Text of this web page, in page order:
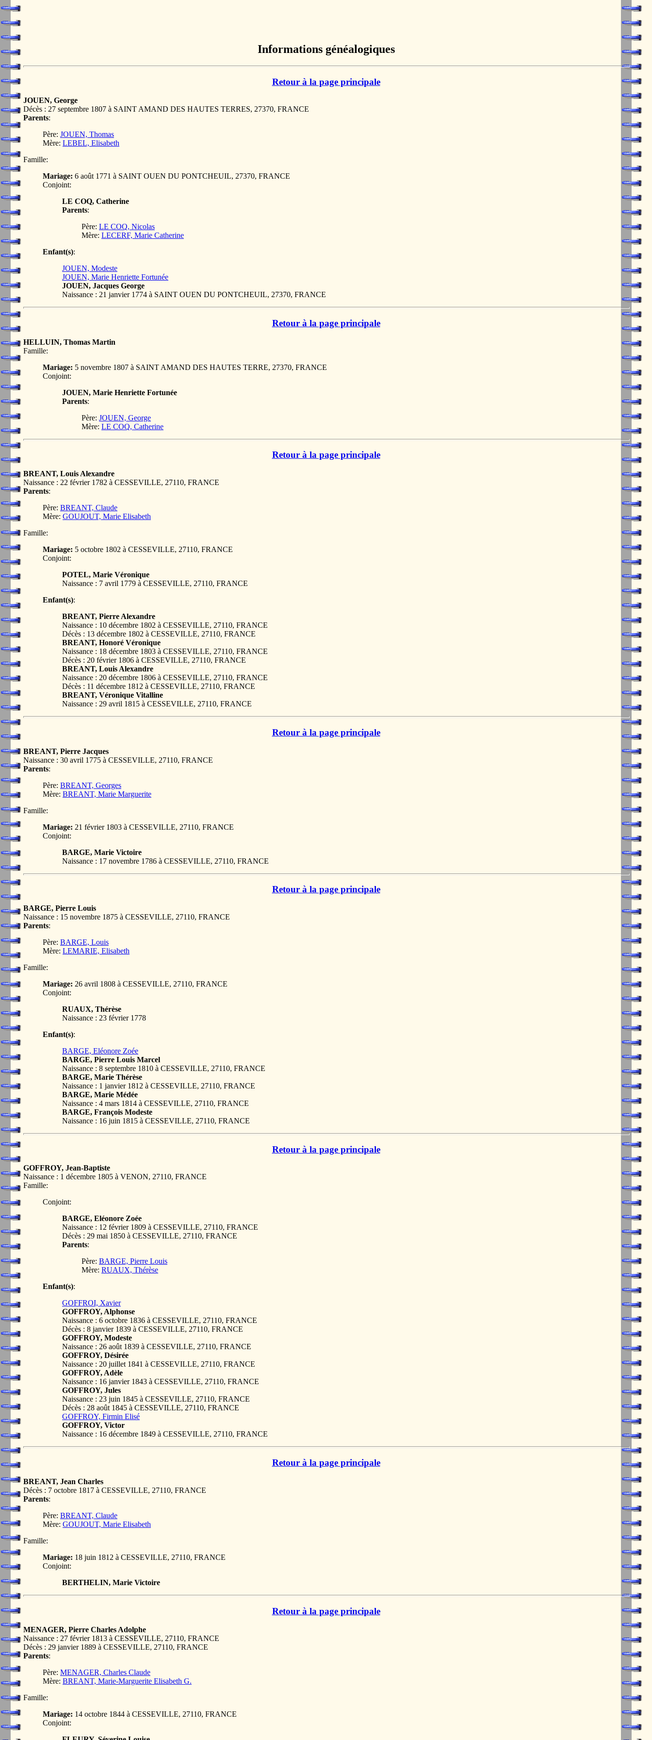
Informations généalogiques
Retour à la page principale
JOUEN, George
Décès : 27 septembre 1807 à SAINT AMAND DES HAUTES TERRES, 27370, FRANCE
Parents:
Père: JOUEN, Thomas
Mère: LEBEL, Elisabeth
Famille:
Mariage: 6 août 1771 à SAINT OUEN DU PONTCHEUIL, 27370, FRANCE
Conjoint:
LE COQ, Catherine
Parents:
Père: LE COQ, Nicolas
Mère: LECERF, Marie Catherine
Enfant(s):
JOUEN, Modeste
JOUEN, Marie Henriette Fortunée
JOUEN, Jacques George
Naissance : 21 janvier 1774 à SAINT OUEN DU PONTCHEUIL, 27370, FRANCE
Retour à la page principale
HELLUIN, Thomas Martin
Famille:
Mariage: 5 novembre 1807 à SAINT AMAND DES HAUTES TERRE, 27370, FRANCE
Conjoint:
JOUEN, Marie Henriette Fortunée
Parents:
Père: JOUEN, George
Mère: LE COQ, Catherine
Retour à la page principale
BREANT, Louis Alexandre
Naissance : 22 février 1782 à CESSEVILLE, 27110, FRANCE
Parents:
Père: BREANT, Claude
Mère: GOUJOUT, Marie Elisabeth
Famille:
Mariage: 5 octobre 1802 à CESSEVILLE, 27110, FRANCE
Conjoint:
POTEL, Marie Véronique
Naissance : 7 avril 1779 à CESSEVILLE, 27110, FRANCE
Enfant(s):
BREANT, Pierre Alexandre
Naissance : 10 décembre 1802 à CESSEVILLE, 27110, FRANCE
Décès : 13 décembre 1802 à CESSEVILLE, 27110, FRANCE
BREANT, Honoré Véronique
Naissance : 18 décembre 1803 à CESSEVILLE, 27110, FRANCE
Décès : 20 février 1806 à CESSEVILLE, 27110, FRANCE
BREANT, Louis Alexandre
Naissance : 20 décembre 1806 à CESSEVILLE, 27110, FRANCE
Décès : 11 décembre 1812 à CESSEVILLE, 27110, FRANCE
BREANT, Véronique Vitalline
Naissance : 29 avril 1815 à CESSEVILLE, 27110, FRANCE
Retour à la page principale
BREANT, Pierre Jacques
Naissance : 30 avril 1775 à CESSEVILLE, 27110, FRANCE
Parents:
Père: BREANT, Georges
Mère: BREANT, Marie Marguerite
Famille:
Mariage: 21 février 1803 à CESSEVILLE, 27110, FRANCE
Conjoint:
BARGE, Marie Victoire
Naissance : 17 novembre 1786 à CESSEVILLE, 27110, FRANCE
Retour à la page principale
BARGE, Pierre Louis
Naissance : 15 novembre 1875 à CESSEVILLE, 27110, FRANCE
Parents:
Père: BARGE, Louis
Mère: LEMARIE, Elisabeth
Famille:
Mariage: 26 avril 1808 à CESSEVILLE, 27110, FRANCE
Conjoint:
RUAUX, Thérèse
Naissance : 23 février 1778
Enfant(s):
BARGE, Eléonore Zoée
BARGE, Pierre Louis Marcel
Naissance : 8 septembre 1810 à CESSEVILLE, 27110, FRANCE
BARGE, Marie Thérèse
Naissance : 1 janvier 1812 à CESSEVILLE, 27110, FRANCE
BARGE, Marie Médée
Naissance : 4 mars 1814 à CESSEVILLE, 27110, FRANCE
BARGE, François Modeste
Naissance : 16 juin 1815 à CESSEVILLE, 27110, FRANCE
Retour à la page principale
GOFFROY, Jean-Baptiste
Naissance : 1 décembre 1805 à VENON, 27110, FRANCE
Famille:
Conjoint:
BARGE, Eléonore Zoée
Naissance : 12 février 1809 à CESSEVILLE, 27110, FRANCE
Décès : 29 mai 1850 à CESSEVILLE, 27110, FRANCE
Parents:
Père: BARGE, Pierre Louis
Mère: RUAUX, Thérèse
Enfant(s):
GOFFROI, Xavier
GOFFROY, Alphonse
Naissance : 6 octobre 1836 à CESSEVILLE, 27110, FRANCE
Décès : 8 janvier 1839 à CESSEVILLE, 27110, FRANCE
GOFFROY, Modeste
Naissance : 26 août 1839 à CESSEVILLE, 27110, FRANCE
GOFFROY, Désirée
Naissance : 20 juillet 1841 à CESSEVILLE, 27110, FRANCE
GOFFROY, Adèle
Naissance : 16 janvier 1843 à CESSEVILLE, 27110, FRANCE
GOFFROY, Jules
Naissance : 23 juin 1845 à CESSEVILLE, 27110, FRANCE
Décès : 28 août 1845 à CESSEVILLE, 27110, FRANCE
GOFFROY, Firmin Elisé
GOFFROY, Victor
Naissance : 16 décembre 1849 à CESSEVILLE, 27110, FRANCE
Retour à la page principale
BREANT, Jean Charles
Décès : 7 octobre 1817 à CESSEVILLE, 27110, FRANCE
Parents:
Père: BREANT, Claude
Mère: GOUJOUT, Marie Elisabeth
Famille:
Mariage: 18 juin 1812 à CESSEVILLE, 27110, FRANCE
Conjoint:
BERTHELIN, Marie Victoire
Retour à la page principale
MENAGER, Pierre Charles Adolphe
Naissance : 27 février 1813 à CESSEVILLE, 27110, FRANCE
Décès : 29 janvier 1889 à CESSEVILLE, 27110, FRANCE
Parents:
Père: MENAGER, Charles Claude
Mère: BREANT, Marie-Marguerite Elisabeth G.
Famille:
Mariage: 14 octobre 1844 à CESSEVILLE, 27110, FRANCE
Conjoint: